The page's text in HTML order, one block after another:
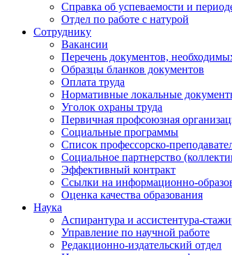
Справка об успеваемости и
Отдел по работе с натурой
Сотруднику
Вакансии
Перечень документов,
Образцы бланков документов
Оплата труда
Нормативные локальные
Уголок охраны труда
Первичная профсоюзная
Социальные программы
Список профессорско-
Социальное партнерство
Эффективный контракт
Ссылки на информационно-
Оценка качества образования
Наука
Аспирантура и ассистентура-
Управление по научной работе
Редакционно-издательский отдел